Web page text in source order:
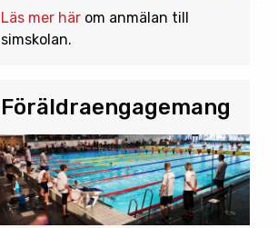
Läs mer härom anmälan till
simskolan.
Föräldraengagemang